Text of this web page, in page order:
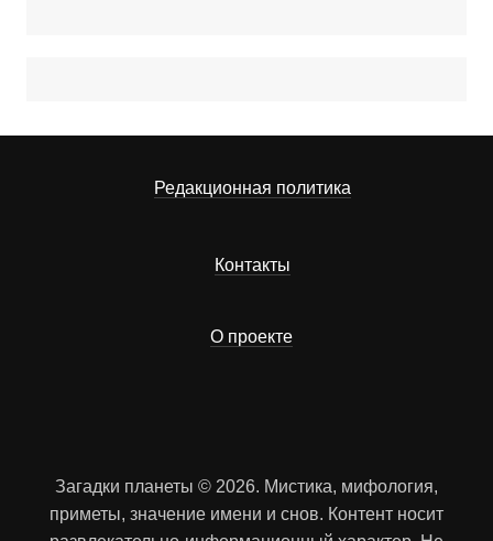
Редакционная политика
Контакты
О проекте
Загадки планеты © 2026. Мистика, мифология,
приметы, значение имени и снов. Контент носит